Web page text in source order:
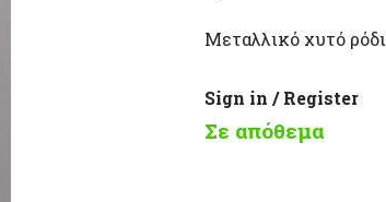
Μεταλλικό χυτό
Sign in / Register
Σε απόθεμα